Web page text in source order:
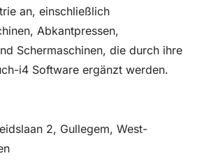
an, einschließlich
Abkantpressen,
Schermaschinen, die durch ihre
i4 Software ergänzt werden.
2, Gullegem, West-